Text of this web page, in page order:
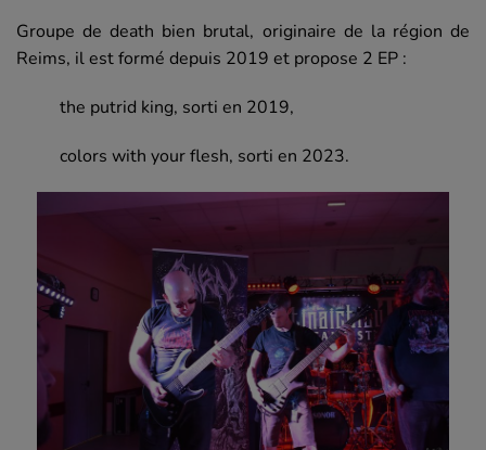
Groupe de death bien brutal, originaire de la région de
Reims, il est formé depuis 2019 et propose 2 EP :
the putrid king, sorti en 2019,
colors with your flesh, sorti en 2023.